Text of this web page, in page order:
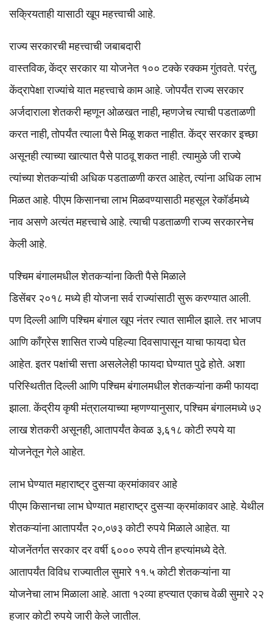
सक्रियताही यासाठी खूप महत्त्वाची आहे.
राज्य सरकारची महत्त्वाची जबाबदारी
वास्तविक, केंद्र सरकार या योजनेत १०० टक्के रक्कम गुंतवते. परंतु,
केंद्रापेक्षा राज्यांचे यात महत्त्वाचे काम आहे. जोपर्यंत राज्य सरकार
अर्जदाराला शेतकरी म्हणून ओळखत नाही, म्हणजेच त्याची पडताळणी
करत नाही, तोपर्यंत त्याला पैसे मिळू शकत नाहीत. केंद्र सरकार इच्छा
असूनही त्याच्या खात्यात पैसे पाठवू शकत नाही. त्यामुळे जी राज्ये
त्यांच्या शेतकऱ्यांची अधिक पडताळणी करत आहेत, त्यांना अधिक लाभ
मिळत आहे. पीएम किसानचा लाभ मिळवण्यासाठी महसूल रेकॉर्डमध्ये
नाव असणे अत्यंत महत्त्वाचे आहे. त्याची पडताळणी राज्य सरकारनेच
केली आहे.
पश्‍चिम बंगालमधील शेतकऱ्यांना किती पैसे मिळाले
डिसेंबर २०१८ मध्ये ही योजना सर्व राज्यांसाठी सुरू करण्यात आली.
पण दिल्ली आणि पश्चिम बंगाल खूप नंतर त्यात सामील झाले. तर भाजप
आणि काँग्रेस शासित राज्ये पहिल्या दिवसापासून याचा फायदा घेत
आहेत. इतर पक्षांची सत्ता असलेलेही फायदा घेण्यात पुढे होते. अशा
परिस्थितीत दिल्ली आणि पश्चिम बंगालमधील शेतकऱ्यांना कमी फायदा
झाला. केंद्रीय कृषी मंत्रालयाच्या म्हणण्यानुसार, पश्चिम बंगालमध्ये ७२
लाख शेतकरी असूनही, आतापर्यंत केवळ ३,६१८ कोटी रुपये या
योजनेतून गेले आहेत.
लाभ घेण्यात महाराष्ट्र दुसऱ्या क्रमांकावर आहे
पीएम किसानचा लाभ घेण्यात महाराष्ट्र दुसऱ्या क्रमांकावर आहे. येथील
शेतकऱ्यांना आतापर्यंत २०,०७३ कोटी रुपये मिळाले आहेत. या
योजनेंतर्गत सरकार दर वर्षी ६००० रुपये तीन हप्त्यांमध्ये देते.
आतापर्यंत विविध राज्यातील सुमारे ११.५ कोटी शेतकऱ्यांना या
योजनेचा लाभ मिळाला आहे. आता १२व्या हप्त्यात एकाच वेळी सुमारे २२
हजार कोटी रुपये जारी केले जातील.